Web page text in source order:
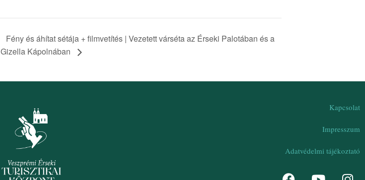
Fény és áhítat sétája + filmvetítés | Vezetett várséta az Érseki Palotában és a
Gizella Kápolnában
Kapcsolat
Impresszum
Adatvédelmi tájékoztató